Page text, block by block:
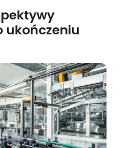
ukończeniu